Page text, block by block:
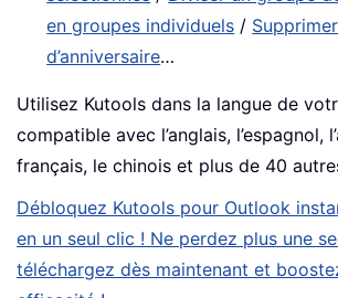
en groupes individuels /
d’anniversaire…
Utilisez Kutools dans la langue de
compatible avec l’anglais, l’espagnol,
français, le chinois et plus de 40
Débloquez Kutools pour Outlook
en un seul clic ! Ne perdez plus une
téléchargez dès maintenant et